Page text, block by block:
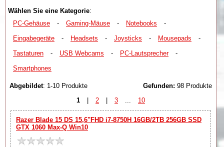
Wählen Sie eine Kategorie:
PC-Gehäuse
- Gaming-Mäuse - Notebooks
-
Eingabegeräte
- Headsets - Joysticks - Mousepads
-
Tastaturen
- USB Webcams - PC-Lautsprecher
-
Smartphones
Abgebildet: 1-10 Produkte Gefunden: 98 Produkte
1
| 2 | 3 10
Razer Blade 15 DS 15,6"FHD i7-8750H 16GB/2TB 256GB SSD
GTX 1060 Max-Q Win10